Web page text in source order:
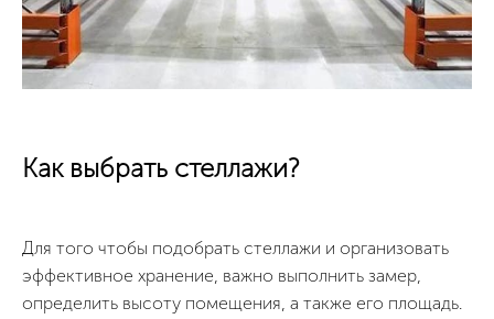
Как выбрать стеллажи?
Для того чтобы подобрать стеллажи и организовать
эффективное хранение, важно выполнить замер,
определить высоту помещения, а также его площадь.